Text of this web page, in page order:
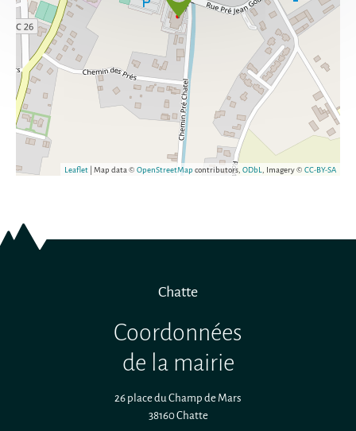
Leaflet | Map data © OpenStreetMap contributors, ODbL, Imagery © CC-BY-SA
Chatte
Coordonnées
de la mairie
26 place du Champ de Mars
38160 Chatte